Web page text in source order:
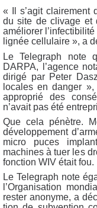
« Il s’a­git clai­re­ment
du site de cli­vage et
amé­lio­rer
lignée cel­lu­laire », a
Le Tele­graph note
DARPA, l’a­gence
diri­gé par Peter
locales en dan­ger
appro­prié des
n’avait pas été
Que cela pénètre.
déve­lop­pe­ment
micro puces
machines à tuer les
fonc­tion WIV était fou.
Le Tele­graph note
l’Or­ga­ni­sa­tion
res­ter ano­nyme, a